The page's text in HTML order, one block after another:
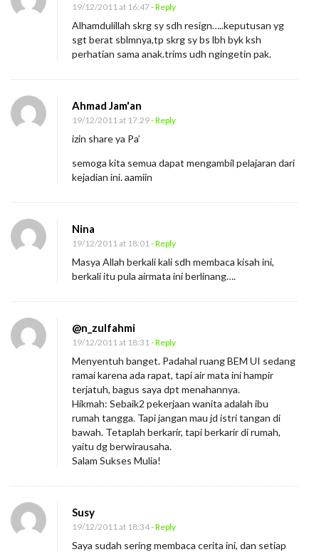
19/12/2011 at 16:47- Reply
Alhamdulillah skrg sy sdh resign…..keputusan yg
sgt berat sblmnya,tp skrg sy bs lbh byk ksh
perhatian sama anak.trims udh ngingetin pak.
Ahmad Jam'an
19/12/2011 at 17:29- Reply
izin share ya Pa’
semoga kita semua dapat mengambil pelajaran dari
kejadian ini. aamiin
Nina
19/12/2011 at 18:01 - Reply
Masya Allah berkali kali sdh membaca kisah ini,
berkali itu pula airmata ini berlinang….
@n_zulfahmi
19/12/2011 at 18:31 - Reply
Menyentuh banget. Padahal ruang BEM UI sedang
ramai karena ada rapat, tapi air mata ini hampir
terjatuh, bagus saya dpt menahannya.
Hikmah: Sebaik2 pekerjaan wanita adalah ibu
rumah tangga. Tapi jangan mau jd istri tangan di
bawah. Tetaplah berkarir, tapi berkarir di rumah,
yaitu dg berwirausaha.
Salam Sukses Mulia!
Susy
19/12/2011 at 18:34- Reply
Saya sudah sering membaca cerita ini, dan setiap